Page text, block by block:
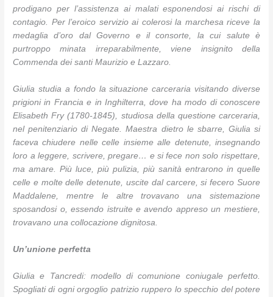
prodigano per l’assistenza ai malati esponendosi ai rischi di
contagio. Per l’eroico servizio ai colerosi la marchesa riceve la
medaglia d’oro dal Governo e il consorte, la cui salute è
purtroppo minata irreparabilmente, viene insignito della
Commenda dei santi Maurizio e Lazzaro.
Giulia studia a fondo la situazione carceraria visitando diverse
prigioni in Francia e in Inghilterra, dove ha modo di conoscere
Elisabeth Fry (1780-1845), studiosa della questione carceraria,
nel penitenziario di Negate. Maestra dietro le sbarre, Giulia si
faceva chiudere nelle celle insieme alle detenute, insegnando
loro a leggere, scrivere, pregare… e si fece non solo rispettare,
ma amare. Più luce, più pulizia, più sanità entrarono in quelle
celle e molte delle detenute, uscite dal carcere, si fecero Suore
Maddalene, mentre le altre trovavano una sistemazione
sposandosi o, essendo istruite e avendo appreso un mestiere,
trovavano una collocazione dignitosa.
Un’unione perfetta
Giulia e Tancredi: modello di comunione coniugale perfetto.
Spogliati di ogni orgoglio patrizio ruppero lo specchio del potere